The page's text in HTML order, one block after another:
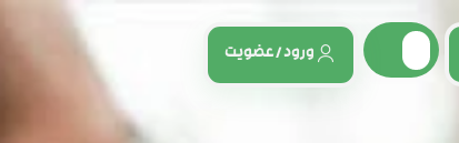
ورود / عضویت